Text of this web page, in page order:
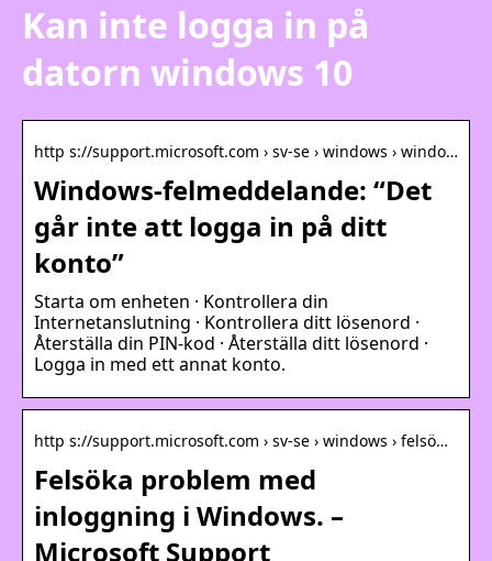
Kan inte logga in på
datorn windows 10
http s://support.microsoft.com › sv-se › windows › windo…
Windows-felmeddelande: “Det
går inte att logga in på ditt
konto”
Starta om enheten · Kontrollera din
Internetanslutning · Kontrollera ditt lösenord ·
Återställa din PIN-kod · Återställa ditt lösenord ·
Logga in med ett annat konto.
http s://support.microsoft.com › sv-se › windows › felsö…
Felsöka problem med
inloggning i Windows. –
Microsoft Support